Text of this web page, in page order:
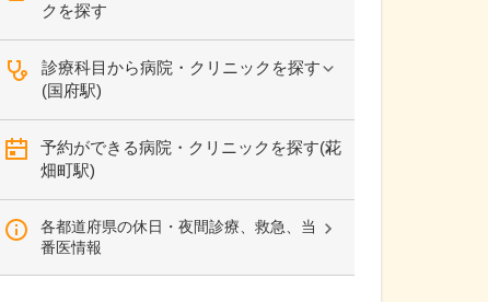
クを探す
診療科目から病院・クリニックを探す
(国府駅)
予約ができる病院・クリニックを探す(花
畑町駅)
各都道府県の休日・夜間診療、救急、当
番医情報